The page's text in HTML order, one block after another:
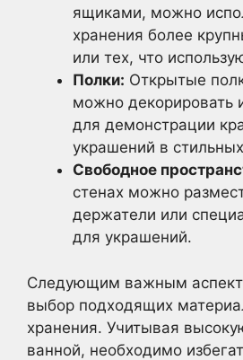
ящиками, можно
хранения более
или тех, что
Полки: Открытые
можно декорировать
для демонстрации
украшений в
Свободное
стенах можно
держатели или
для украшений.
Следующим важным
выбор подходящих
хранения. Учитывая
ванной, необходимо